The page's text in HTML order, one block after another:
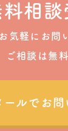
料相談
気軽にお問
ご相談は無
ールでお